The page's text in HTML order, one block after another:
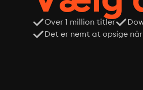
Over 1 million titler
Det er nemt at opsige